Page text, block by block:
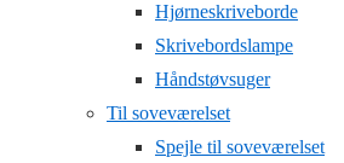
Hjørneskriveborde
Skrivebordslampe
Håndstøvsuger
Til soveværelset
Spejle til soveværelset